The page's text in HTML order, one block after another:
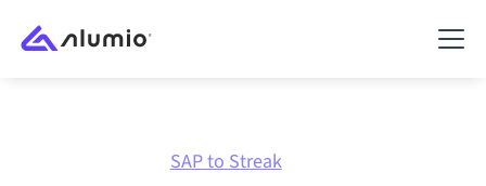
SAP to Streak